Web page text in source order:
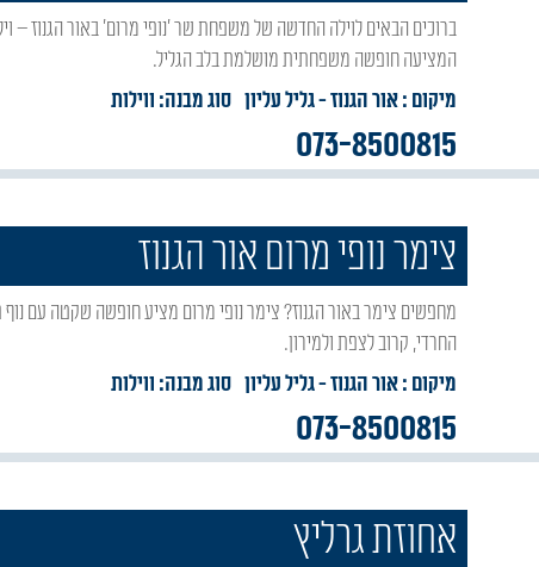
ברוכים הבאים לוילה החדשה של משפחת שר 'נופי מרום' באור הגנוז – וילת נופש איכותית ומרווחת
המציעה חופשה משפחתית מושלמת בלב הגליל.
מיקום : אור הגנוז- גליל עליון סוג מבנה: ווילות
073-8500815
צימר נופי מרום אור הגנוז
מחפשים צימר באור הגנוז? צימר נופי מרום מציע חופשה שקטה עם נוף פתוח, מתאים לציבור
החרדי, קרוב לצפת ולמירון.
מיקום : אור הגנוז- גליל עליון סוג מבנה: ווילות
073-8500815
אחוזת גרליץ